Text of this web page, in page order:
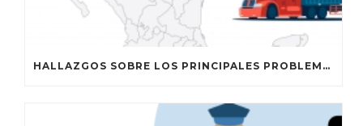
HALLAZGOS SOBRE LOS PRINCIPALES PROBLEMAS DE COORDINACIÓN QUE COMPROMETEN LA EFICIENCIA Y LA INTEGRIDAD DEL CRUCE FRONTERIZO ENTRE ESTADOS UNIDOS Y MÉXICO, SEGÚN EL TEXAS TRANSPORTATION INSTITUTE